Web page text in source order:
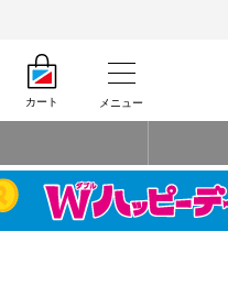
カート メニュー